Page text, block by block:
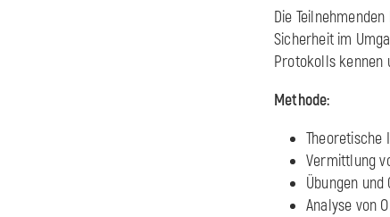
Die
Sicherheit im
Protokolls kennen
Methode:
Theoretische
Vermittlung
Übungen
Analyse von